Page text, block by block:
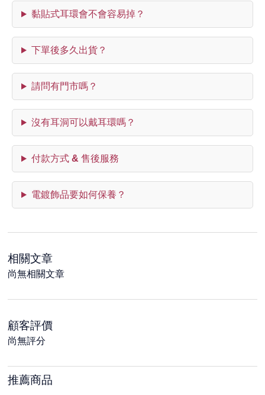
黏貼式耳環會不會容易掉？
下單後多久出貨？
請問有門市嗎？
沒有耳洞可以戴耳環嗎？
付款方式 & 售後服務
電鍍飾品要如何保養？
相關文章
尚無相關文章
顧客評價
尚無評分
推薦商品